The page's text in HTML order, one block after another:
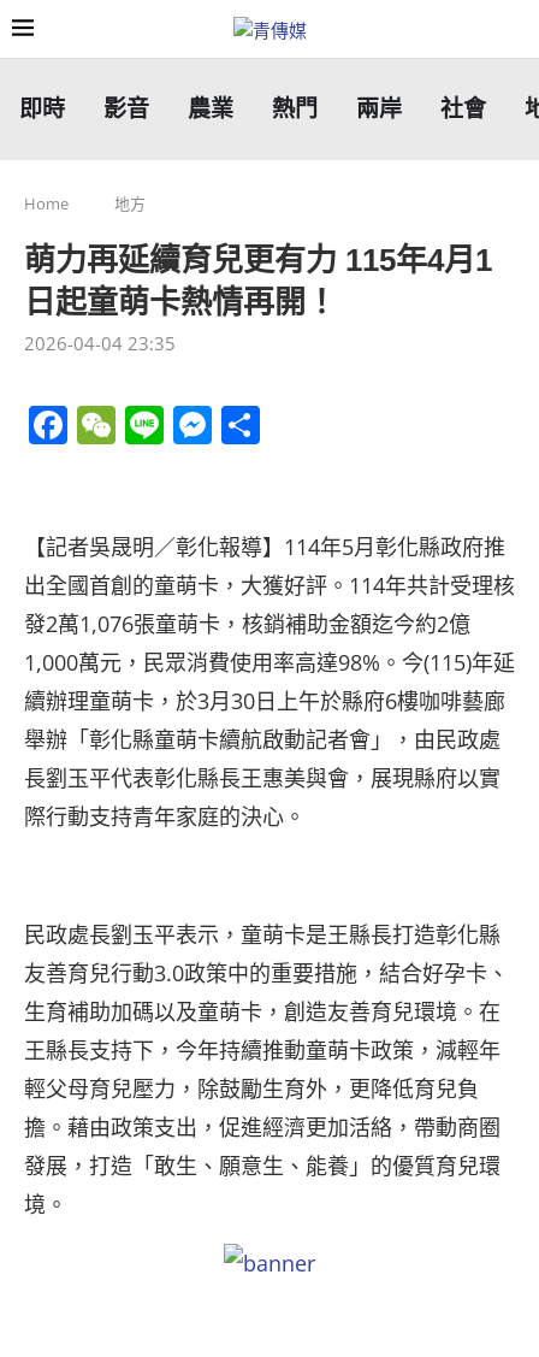
即時 影音 農業 熱門 兩岸 社會
Home 地方
萌力再延續育兒更有力 115年4月1
日起童萌卡熱情再開！
2026-04-04 23:35
Facebook
WeChat
LineMessenger
【記者吳晟明／彰化報導】114年5月彰化縣政府推
出全國首創的童萌卡，大獲好評。114年共計受理核
發2萬1,076張童萌卡，核銷補助金額迄今約2億
1,000萬元，民眾消費使用率高達98%。今(115)年延
續辦理童萌卡，於3月30日上午於縣府6樓咖啡藝廊
舉辦「彰化縣童萌卡續航啟動記者會」，由民政處
長劉玉平代表彰化縣長王惠美與會，展現縣府以實
際行動支持青年家庭的決心。
民政處長劉玉平表示，童萌卡是王縣長打造彰化縣
友善育兒行動3.0政策中的重要措施，結合好孕卡、
生育補助加碼以及童萌卡，創造友善育兒環境。在
王縣長支持下，今年持續推動童萌卡政策，減輕年
輕父母育兒壓力，除鼓勵生育外，更降低育兒負
擔。藉由政策支出，促進經濟更加活絡，帶動商圈
發展，打造「敢生、願意生、能養」的優質育兒環
境。